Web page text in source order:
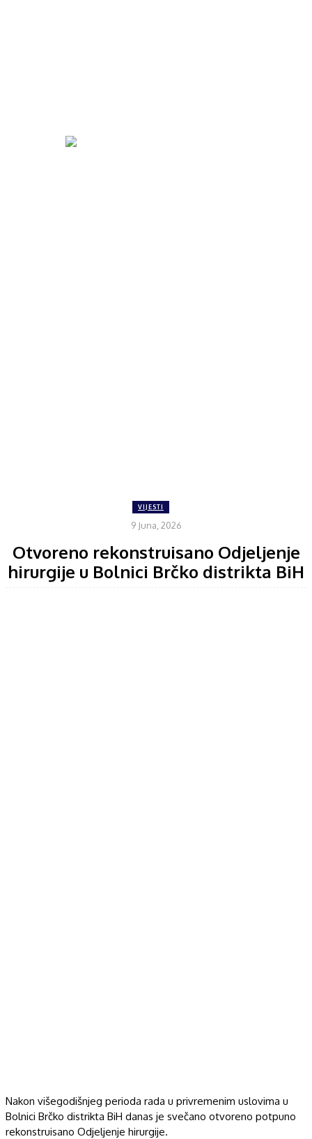
VIJESTI
9 Juna, 2026
Otvoreno rekonstruisano Odjeljenje
hirurgije u Bolnici Brčko distrikta BiH
Nakon višegodišnjeg perioda rada u privremenim uslovima u
Bolnici Brčko distrikta BiH danas je svečano otvoreno potpuno
rekonstruisano Odjeljenje hirurgije.